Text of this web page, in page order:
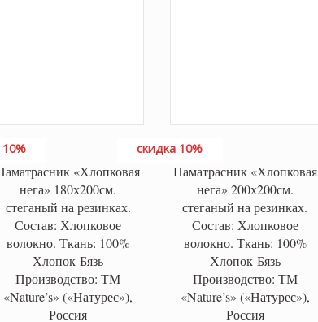
«Хлопковая
нега» 180х200см.
стеганый на резинках.
Состав: Хлопковое
волокно. Ткань: 100%
Хлопок-Бязь
Производство: ТМ
«Nature’s» («Натурес»),
Россия
скидка 10%
Наматрасник «Хлопковая
нега» 200х200см.
стеганый на резинках.
Состав: Хлопковое
волокно. Ткань: 100%
Хлопок-Бязь
Производство: ТМ
«Nature’s» («Натурес»),
Россия